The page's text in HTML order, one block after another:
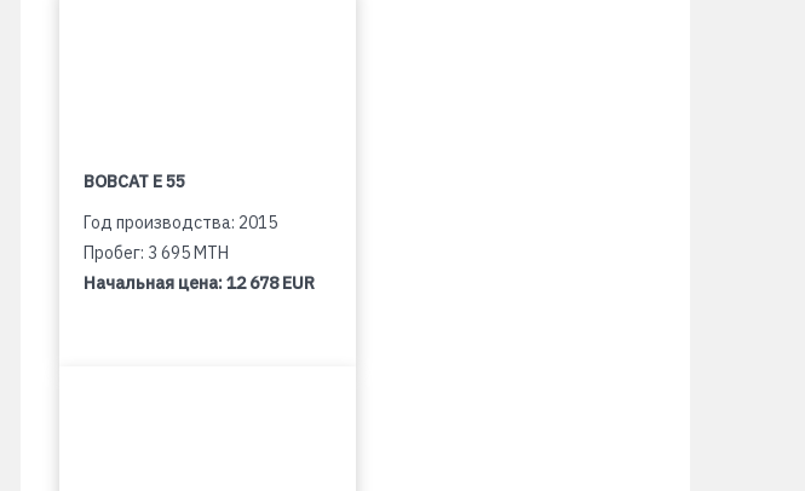
BOBCAT E 55
Год производства: 2015
Пробег: 3 695 MTH
Начальная цена:12 678 EUR